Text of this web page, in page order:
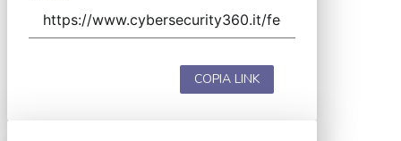
COPIA LINK